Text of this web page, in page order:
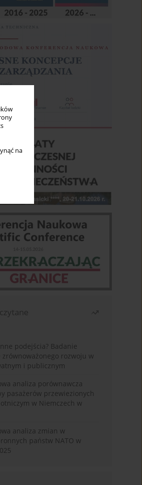
na
podejścia? Badanie
zrównoważonego rozwoju w
i publicznym
analiza porównawcza
pasażerów przewiezionych
w Niemczech w
analiza zmian w
państw NATO w